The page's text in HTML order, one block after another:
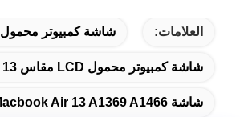
العلامات: شاشة كمبيوتر محمول Retina LCD
شاشة كمبيوتر محمول LCD مقاس 13 بوصة
شاشة TFT Apple Macbook Air 13 A1369 A1466 استبدال شاشة الكمبيوتر المحمول LED LCD